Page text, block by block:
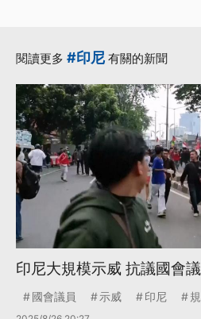
閱讀更多 #印尼有關的新聞
印尼大規模示威 抗議國會
國會議員 示威 印尼